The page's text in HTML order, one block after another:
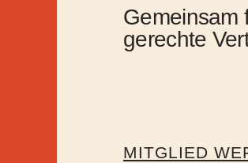
Gemeinsam
gerechte
MITGLIED